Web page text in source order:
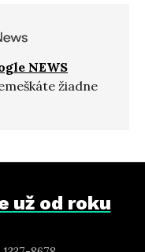
NEWS
žiadne
už od roku